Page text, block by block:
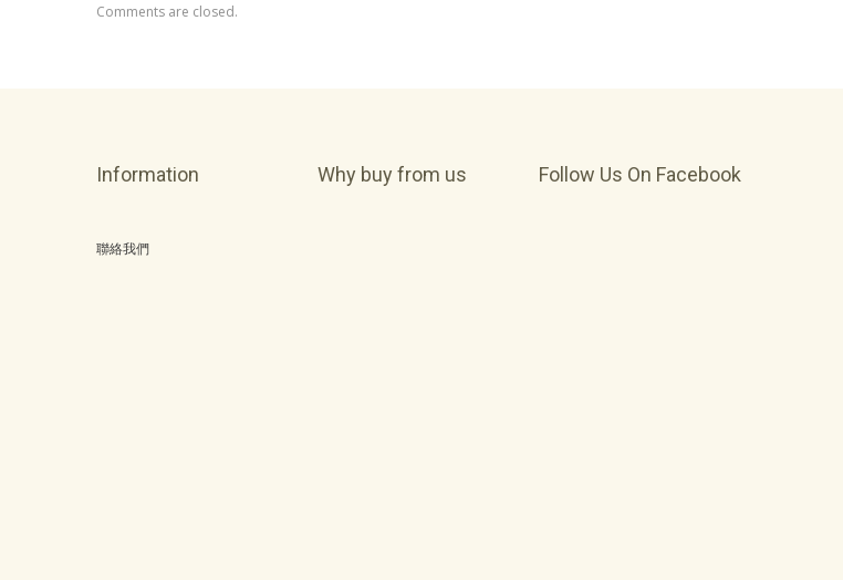
Comments are closed.
Information
聯絡我們
Why buy from us Follow Us On Facebook